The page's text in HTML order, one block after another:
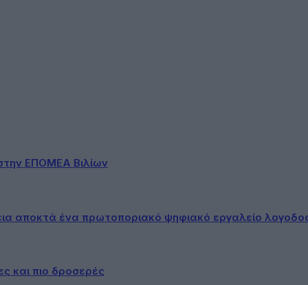
ΕΠΟΜΕΑ Βιλίων
αποκτά ένα πρωτοποριακό ψηφιακό εργαλείο
και πιο δροσερές